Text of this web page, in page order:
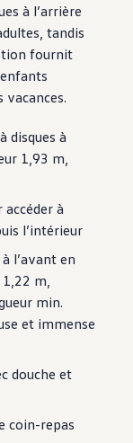
à l’arrière
tandis
fournit
disques à
1,93 m,
à
l’intérieur
l’avant en
m,
min.
et immense
douche et
coin-repas